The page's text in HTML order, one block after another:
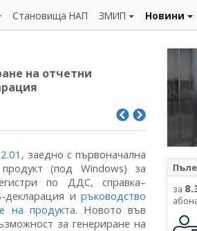
Становища НАП ЗМИП Новини
на отчетни
, заедно с първоначална
(под Windows) за
по ДДС, справка–
и ръководство
на продукта. Новото във
за генериране на
за